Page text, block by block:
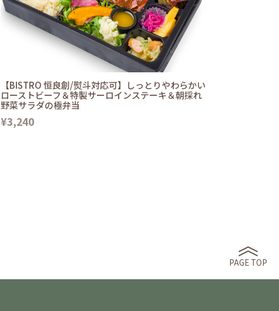
【BISTRO 恒良創/熨斗対応可】しっとりやわらかい
ローストビーフ＆特製サーロインステーキ＆朝採れ
野菜サラダの極弁当
¥3,240
PAGE TOP